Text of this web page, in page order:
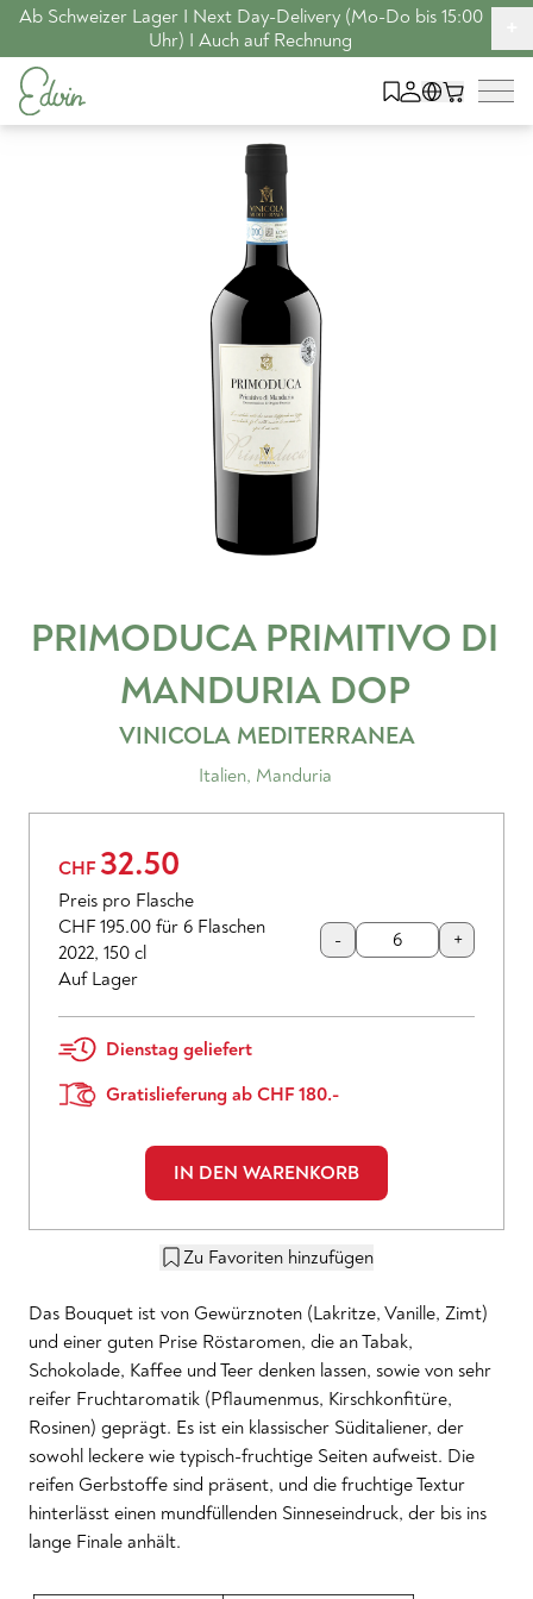
Ab Schweizer Lager I Next Day-Delivery (Mo-Do bis 15:00
Uhr) I Auch auf Rechnung
PRIMODUCA PRIMITIVO DI
MANDURIA DOP
VINICOLA MEDITERRANEA
Italien, Manduria
CHF 32.50
Preis pro Flasche
CHF 195.00 für 6 Flaschen
2022, 150 cl
Auf Lager
- +
Dienstag geliefert
Gratislieferung ab CHF 180.-
IN DEN WARENKORB
Zu Favoriten hinzufügen
Das Bouquet ist von Gewürznoten (Lakritze, Vanille, Zimt)
und einer guten Prise Röstaromen, die an Tabak,
Schokolade, Kaffee und Teer denken lassen, sowie von sehr
reifer Fruchtaromatik (Pflaumenmus, Kirschkonfitüre,
Rosinen) geprägt. Es ist ein klassischer Süditaliener, der
sowohl leckere wie typisch-fruchtige Seiten aufweist. Die
reifen Gerbstoffe sind präsent, und die fruchtige Textur
hinterlässt einen mundfüllenden Sinneseindruck, der bis ins
lange Finale anhält.